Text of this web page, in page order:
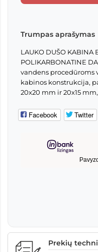
Trumpas aprašymas
LAUKO DUŠO KABINA
POLIKARBONATINE
vandens procedūroms
kabinos konstrukcija,
20x20 mm ir 20x15
Facebook Twitter
Prekių